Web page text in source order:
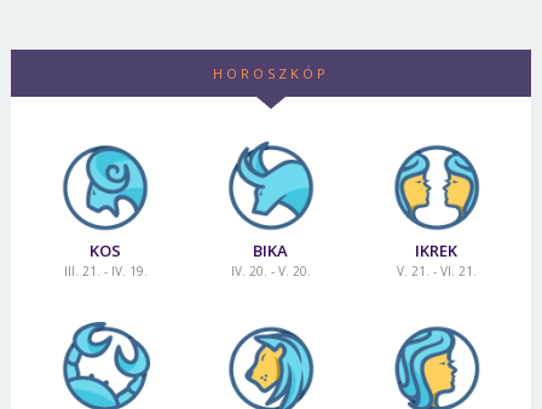
HOROSZKÓP
KOS
III. 21. - IV. 19.
BIKA
IV. 20. - V. 20.
IKREK
V. 21. - VI. 21.